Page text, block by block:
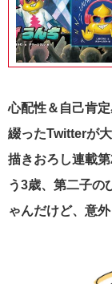
心配性＆自己肯
綴ったTwitterが
描きおろし連載
う3歳、第二子の
ゃんだけど、意